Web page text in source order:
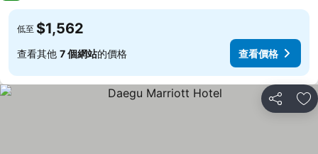
低至 $1,562
查看其他 7 個網站的價格 查看價格
分享 加